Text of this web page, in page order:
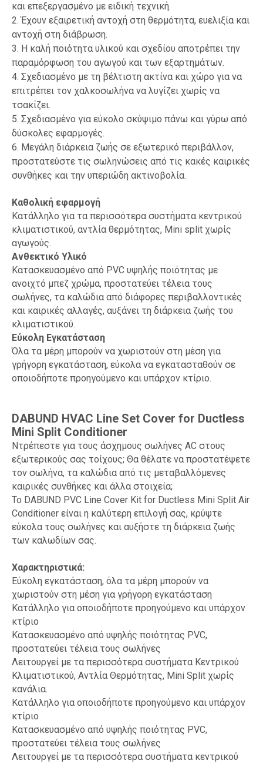
και επεξεργασμένο με ειδική τεχνική.
2. Έχουν εξαιρετική αντοχή στη θερμότητα, ευελιξία και
αντοχή στη διάβρωση.
3. Η καλή ποιότητα υλικού και σχεδίου αποτρέπει την
παραμόρφωση του αγωγού και των εξαρτημάτων.
4. Σχεδιασμένο με τη βέλτιστη ακτίνα και χώρο για να
επιτρέπει τον χαλκοσωλήνα να λυγίζει χωρίς να
τσακίζει.
5. Σχεδιασμένο για εύκολο σκύψιμο πάνω και γύρω από
δύσκολες εφαρμογές.
6. Μεγάλη διάρκεια ζωής σε εξωτερικό περιβάλλον,
προστατεύστε τις σωληνώσεις από τις κακές καιρικές
συνθήκες και την υπεριώδη ακτινοβολία.
Καθολική εφαρμογή
Κατάλληλο για τα περισσότερα συστήματα κεντρικού
κλιματιστικού, αντλία θερμότητας, Mini split χωρίς
αγωγούς.
Ανθεκτικό Υλικό
Κατασκευασμένο από PVC υψηλής ποιότητας με
ανοιχτό μπεζ χρώμα, προστατεύει τέλεια τους
σωλήνες, τα καλώδια από διάφορες περιβαλλοντικές
και καιρικές αλλαγές, αυξάνει τη διάρκεια ζωής του
κλιματιστικού.
Εύκολη Εγκατάσταση
Όλα τα μέρη μπορούν να χωριστούν στη μέση για
γρήγορη εγκατάσταση, εύκολα να εγκατασταθούν σε
οποιοδήποτε προηγούμενο και υπάρχον κτίριο.
DABUND HVAC Line Set Cover for Ductless
Mini Split Conditioner
Ντρέπεστε για τους άσχημους σωλήνες AC στους
εξωτερικούς σας τοίχους; Θα θέλατε να προστατέψετε
τον σωλήνα, τα καλώδια από τις μεταβαλλόμενες
καιρικές συνθήκες και άλλα στοιχεία;
Το DABUND PVC Line Cover Kit for Ductless Mini Split Air
Conditioner είναι η καλύτερη επιλογή σας, κρύψτε
εύκολα τους σωλήνες και αυξήστε τη διάρκεια ζωής
των καλωδίων σας.
Χαρακτηριστικά:
Εύκολη εγκατάσταση, όλα τα μέρη μπορούν να
χωριστούν στη μέση για γρήγορη εγκατάσταση
Κατάλληλο για οποιοδήποτε προηγούμενο και υπάρχον
κτίριο
Κατασκευασμένο από υψηλής ποιότητας PVC,
προστατεύει τέλεια τους σωλήνες
Λειτουργεί με τα περισσότερα συστήματα Κεντρικού
Κλιματιστικού, Αντλία Θερμότητας, Mini Split χωρίς
κανάλια.
Κατάλληλο για οποιοδήποτε προηγούμενο και υπάρχον
κτίριο
Κατασκευασμένο από υψηλής ποιότητας PVC,
προστατεύει τέλεια τους σωλήνες
Λειτουργεί με τα περισσότερα συστήματα κεντρικού